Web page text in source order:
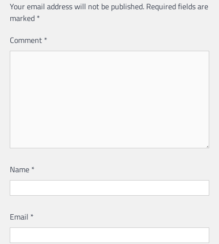
Your email address will not be published. Required fields are
marked *
Comment *
Name *
Email *